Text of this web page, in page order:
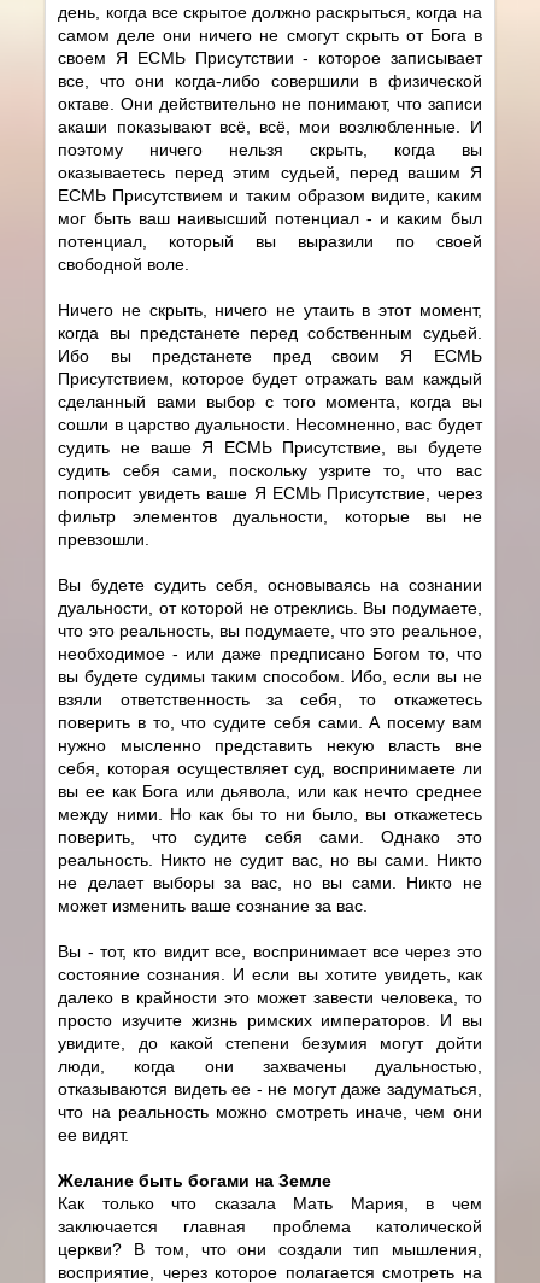
день, когда все скрытое должно раскрыться, когда на
самом деле они ничего не смогут скрыть от Бога в
своем Я ЕСМЬ Присутствии - которое записывает
все, что они когда-либо совершили в физической
октаве. Они действительно не понимают, что записи
акаши показывают всё, всё, мои возлюбленные. И
поэтому ничего нельзя скрыть, когда вы
оказываетесь перед этим судьей, перед вашим Я
ЕСМЬ Присутствием и таким образом видите, каким
мог быть ваш наивысший потенциал - и каким был
потенциал, который вы выразили по своей
свободной воле.
Ничего не скрыть, ничего не утаить в этот момент,
когда вы предстанете перед собственным судьей.
Ибо вы предстанете пред своим Я ЕСМЬ
Присутствием, которое будет отражать вам каждый
сделанный вами выбор с того момента, когда вы
сошли в царство дуальности. Несомненно, вас будет
судить не ваше Я ЕСМЬ Присутствие, вы будете
судить себя сами, поскольку узрите то, что вас
попросит увидеть ваше Я ЕСМЬ Присутствие, через
фильтр элементов дуальности, которые вы не
превзошли.
Вы будете судить себя, основываясь на сознании
дуальности, от которой не отреклись. Вы подумаете,
что это реальность, вы подумаете, что это реальное,
необходимое - или даже предписано Богом то, что
вы будете судимы таким способом. Ибо, если вы не
взяли ответственность за себя, то откажетесь
поверить в то, что судите себя сами. А посему вам
нужно мысленно представить некую власть вне
себя, которая осуществляет суд, воспринимаете ли
вы ее как Бога или дьявола, или как нечто среднее
между ними. Но как бы то ни было, вы откажетесь
поверить, что судите себя сами. Однако это
реальность. Никто не судит вас, но вы сами. Никто
не делает выборы за вас, но вы сами. Никто не
может изменить ваше сознание за вас.
Вы - тот, кто видит все, воспринимает все через это
состояние сознания. И если вы хотите увидеть, как
далеко в крайности это может завести человека, то
просто изучите жизнь римских императоров. И вы
увидите, до какой степени безумия могут дойти
люди, когда они захвачены дуальностью,
отказываются видеть ее - не могут даже задуматься,
что на реальность можно смотреть иначе, чем они
ее видят.
Желание быть богами на Земле
Как только что сказала Мать Мария, в чем
заключается главная проблема католической
церкви? В том, что они создали тип мышления,
восприятие, через которое полагается смотреть на